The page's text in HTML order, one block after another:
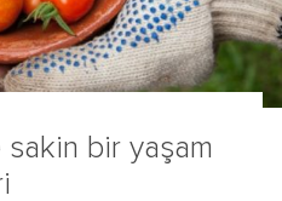
sakin bir yaşam